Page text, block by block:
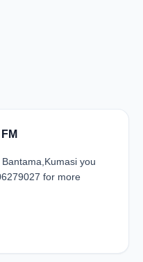
you
for more